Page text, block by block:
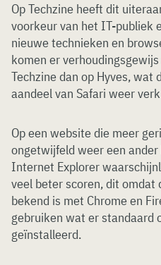
Op Techzine heeft dit
voorkeur van het IT-publiek
nieuwe technieken en
komen er
Techzine dan op Hyves, wat
aandeel van Safari weer
Op een website die meer
ongetwijfeld weer een
Internet Explorer
veel beter scoren, dit omdat
bekend is met Chrome en
gebruiken wat er standaard
geïnstalleerd.